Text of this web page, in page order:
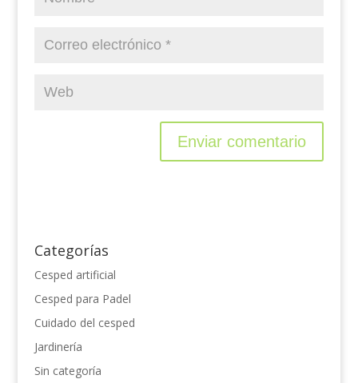
Categorías
Cesped artificial
Cesped para Padel
Cuidado del cesped
Jardinería
Sin categoría